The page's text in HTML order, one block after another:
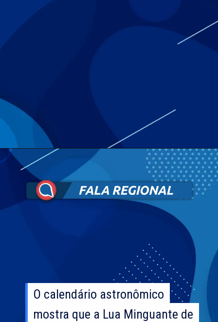
O calendário astronômico
mostra que a Lua Minguante de
O calendário astronômico
mostra que a Lua Minguante de